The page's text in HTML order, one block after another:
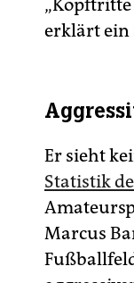
„Kopftritte
erklärt ein
Er sieht
Statistik
Marcus